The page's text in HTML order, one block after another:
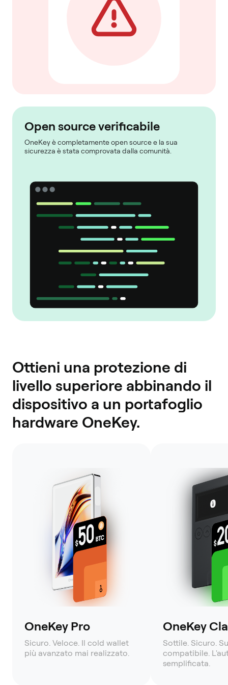
Open source verificabile
OneKey è completamente open source e la sua
sicurezza è stata comprovata dalla comunità.
Ottieni una protezione di
livello superiore abbinando il
dispositivo a un portafoglio
hardware OneKey.
OneKey Pro
Sicuro. Veloce. Il cold wallet
più avanzato mai realizzato.
OneKey
Sottile. Sicuro.
compatibile.
semplificata.